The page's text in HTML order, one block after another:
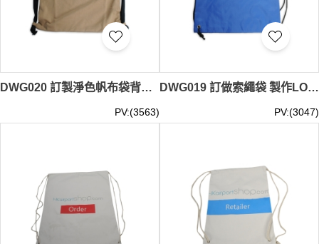
DWG020 訂製淨色帆布袋背袋 束口袋 理財 教育活動 工作坊 推廣活動 索繩袋生產商 #34*43cm
PV:(3563)
DWG019 訂做索繩袋 製作LOGO索繩袋 束口袋 索繩袋供應商 #34*43cm
PV:(3047)